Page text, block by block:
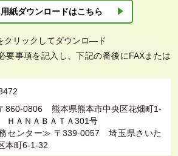
用紙ダウンロードはこちら
クリックしてダウンロ―ド
要事項を記入し、下記の番後にFAXまたは
0806 熊本県熊本市中央区花畑町1-
ＨＡＮＡＢＡＴＡ301号
センター≫ 〒339-0057 埼玉県さいた
本町6-1-32